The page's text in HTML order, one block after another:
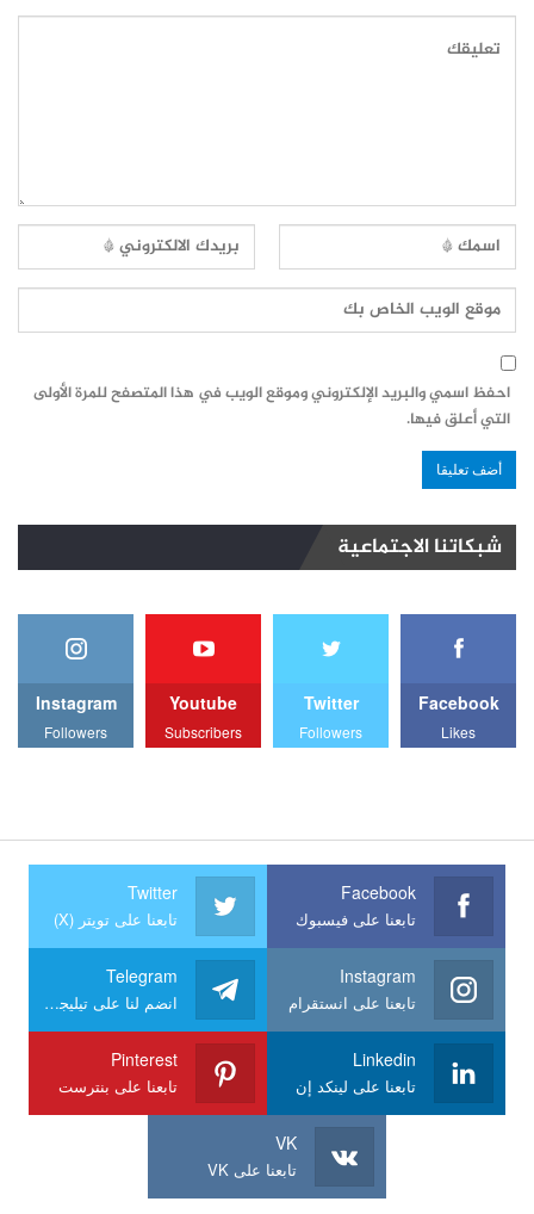
احفظ اسمي والبريد الإلكتروني وموقع الويب في هذا المتصفح للمرة الأولى
التي أعلق فيها.
شبكاتنا الاجتماعية
Facebook
Likes
Twitter
Followers
Youtube
Subscribers
Instagram
Followers
Facebook
تابعنا على فيسبوك
Twitter
تابعنا على تويتر (X)
Instagram
تابعنا على انستقرام
Telegram
انضم لنا على تيليجرام
Linkedin
تابعنا على لينكد إن
Pinterest
تابعنا على بنترست
VK
تابعنا على VK